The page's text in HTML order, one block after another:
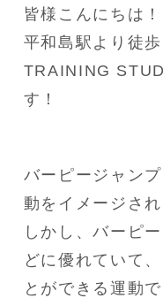
皆様こんにちは！
平和島駅より徒
TRAINING
す！
バーピージャン
動をイメージさ
しかし、バーピ
どに優れていて
とができる運動